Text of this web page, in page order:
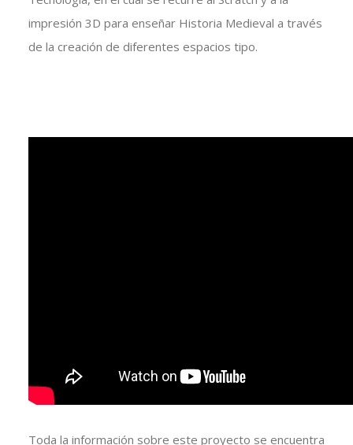
impresión 3D para enseñar Historia Medieval a través
de la creación de diferentes espacios tipo.
Toda la información sobre este proyecto se encuentra